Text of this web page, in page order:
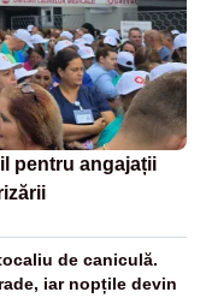
pentru angajații
de caniculă.
iar nopțile devin